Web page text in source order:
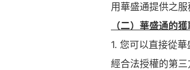
用華盛通提供之
（二）華盛通的
1. 您可以直接從
經合法授權的第